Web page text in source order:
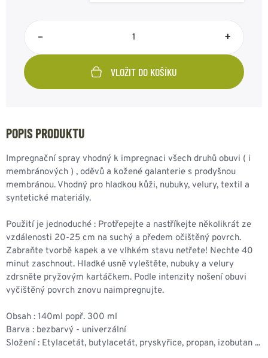
– +
VLOŽIT DO KOŠÍKU
POPIS PRODUKTU
Impregnační spray vhodný k impregnaci všech druhů obuvi ( i
membránových ) , oděvů a kožené galanterie s prodyšnou
membránou. Vhodný pro hladkou kůži, nubuky, velury, textil a
syntetické materiály.
Použití je jednoduché : Protřepejte a nastříkejte několikrát ze
vzdálenosti 20-25 cm na suchý a předem očištěný povrch.
Zabraňte tvorbě kapek a ve vlhkém stavu netřete! Nechte 40
minut zaschnout. Hladké usně vyleštěte, nubuky a velury
zdrsněte pryžovým kartáčkem. Podle intenzity nošení obuvi
vyčištěný povrch znovu naimpregnujte.
Obsah : 140ml popř. 300 ml
Barva : bezbarvý - univerzální
Složení : Etylacetát, butylacetát, pryskyřice, propan, izobutan ...